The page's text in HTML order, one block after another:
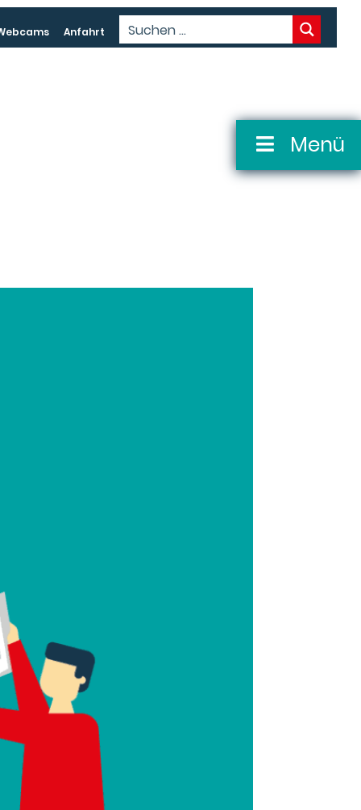
Anfahrt
Menü